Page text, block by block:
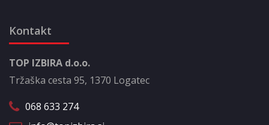
Kontakt
TOP IZBIRA d.o.o.
Tržaška cesta 95, 1370 Logatec
068 633 274